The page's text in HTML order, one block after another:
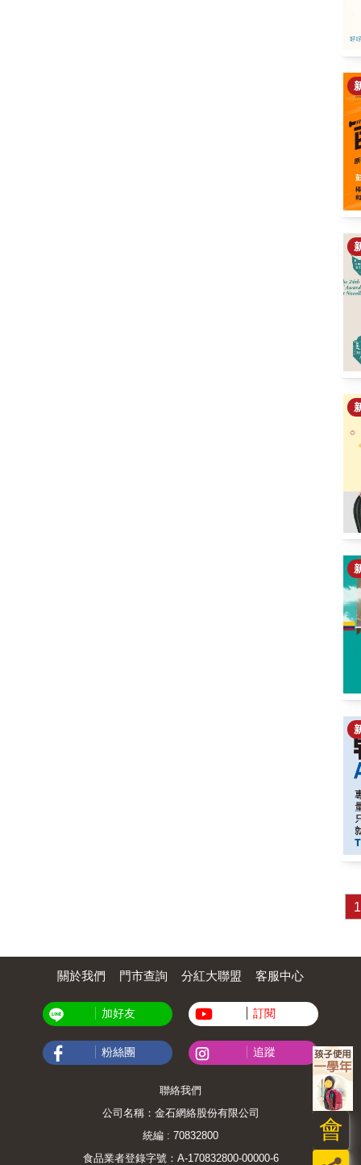
1
會
關於我們 門市查詢 分紅大聯盟 客服中心
加好友 訂閱
粉絲團 追蹤
聯絡我們
公司名稱：金石網絡股份有限公司
統編 : 70832800
食品業者登錄字號：A-170832800-00000-6